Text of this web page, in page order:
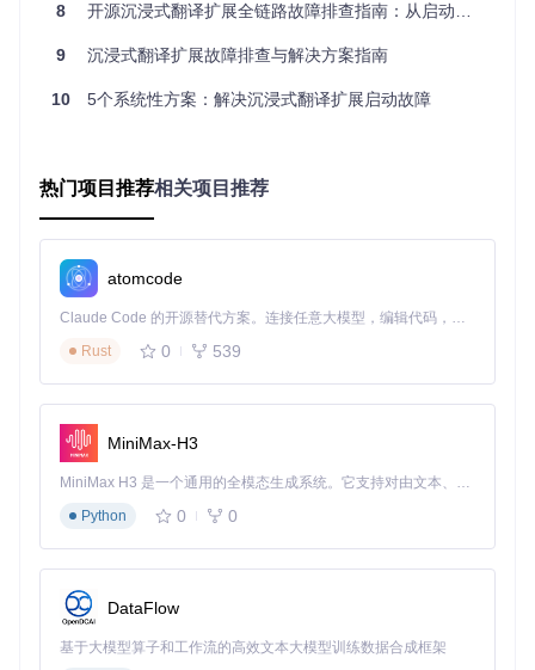
🔧 扩展组件重载
进入浏览器扩展管理页面并启用"开发者模式"
找到"沉浸式翻译"扩展，点击"重新加载"按钮
等待2-3秒后尝试点击扩展图标
✅ 成功标志：扩展界面正常弹出
能异常，就像清理工具的工作内存一样：
切换到Console标签
复制粘贴以下命令并按回车：
chrome. storage.local.remove(['userSettings'
关闭所有浏览器窗口后重新启动
当基础修复无效时，需要检查扩展核心文件和配置：
关键文件完整性验证确认以下核心文件存在于扩展目录
8 开源沉浸式翻译扩展全链路故障排查指南：从启动失败到功能恢复的系统解决方案
9 沉浸式翻译扩展故障排查与解决方案指南
10 5个系统性方案：解决沉浸式翻译扩展启动故障
热门项目推荐相关项目推荐
atomcode
Claude Code 的开源替代方案。连接任意大模型，编辑代码，运行命令，自动验证 — 全自动执行。用 Rust 构建，极致性能。 ｜ An open-source alternative to Claude Code. Connect any LLM, edit code, run commands, and verify changes — autonomously. Built in Rust for speed. Get Started
Rust
0 539
MiniMax-H3
MiniMax H3 是一个通用的全模态生成系统。它支持对由文本、图像、视频和音频组成的多模态上下文进行统一理解，并能生成分辨率高达 2K、时长可达 15 秒的带原生立体声音频的视频。得益于面向任务泛化的系统设计，H3 在预训练阶段就已具备广泛的多模态上下文理解与生成能力，能够出色地执行复杂的多模态指令。
Python
0 0
DataFlow
基于大模型算子和工作流的高效文本大模型训练数据合成框架